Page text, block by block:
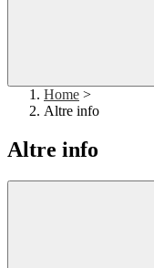
Home >
Altre info
Altre info